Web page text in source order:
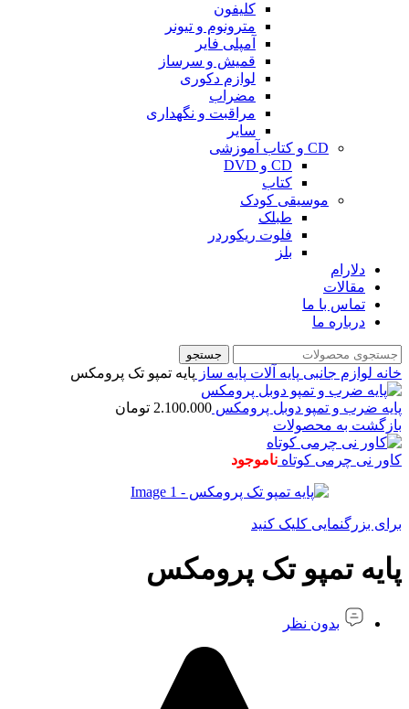
کلیفون
مترونوم و تیونر
آمپلی فایر
قمیش و سرساز
لوازم دکوری
مضراب
مراقبت و نگهداری
سایر
CD و کتاب آموزشی
CD و DVD
کتاب
موسیقی کودک
طبلک
فلوت ریکوردر
بلز
دلارام
مقالات
تماس با ما
درباره ما
جستجو
خانه لوازم جانبی پایه آلات پایه ساز پایه تمپو تک پرومکس
پایه ضرب و تمپو دوبل پرومکس 2.100.000 تومان
بازگشت به محصولات
کاور نی چرمی کوتاه ناموجود
برای بزرگنمایی کلیک کنید
پایه تمپو تک پرومکس
بدون نظر